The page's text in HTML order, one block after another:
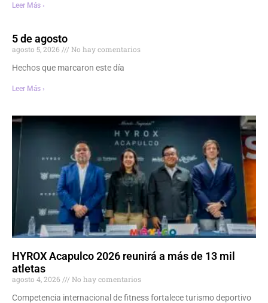
Leer Más ›
5 de agosto
agosto 5, 2026
No hay comentarios
Hechos que marcaron este día
Leer Más ›
HYROX Acapulco 2026 reunirá a más de 13 mil
atletas
agosto 4, 2026
No hay comentarios
Competencia internacional de fitness fortalece turismo deportivo